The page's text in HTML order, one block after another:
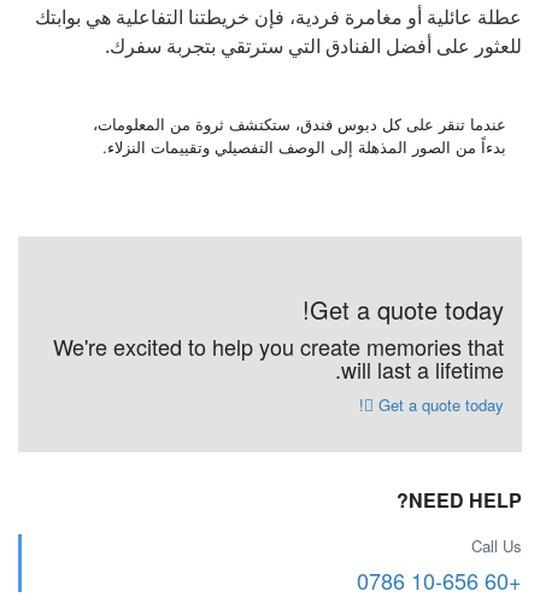
عطلة عائلية أو مغامرة فردية، فإن خريطتنا التفاعلية هي بوابتك
للعثور على أفضل الفنادق التي سترتقي بتجربة سفرك.
عندما تنقر على كل دبوس فندق، ستكتشف ثروة من المعلومات،
بدءاً من الصور المذهلة إلى الوصف التفصيلي وتقييمات النزلاء.
Get a quote today!
We're excited to help you create memories that
will last a lifetime.
Get a quote today!
NEED HELP?
Call Us
+60 10-656 0786